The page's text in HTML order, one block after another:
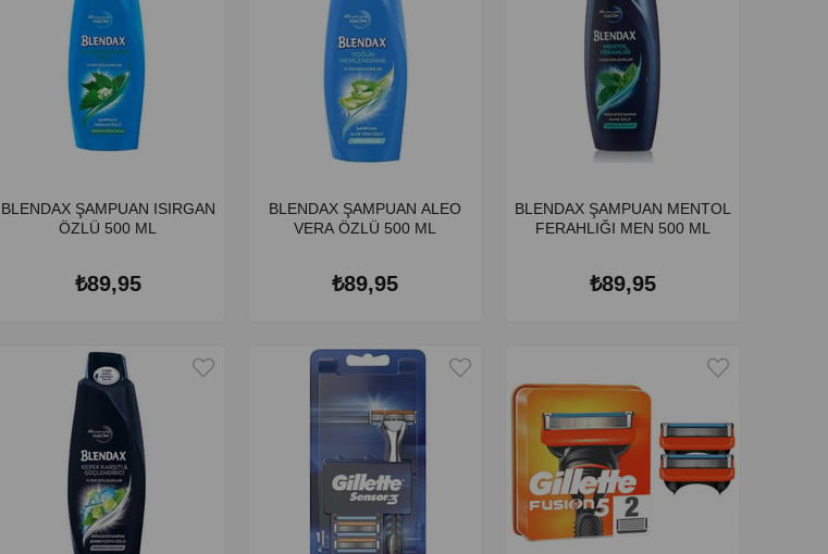
BLENDAX ŞAMPUAN ISIRGAN
ÖZLÜ 500 ML
₺89,95
BLENDAX ŞAMPUAN ALEO
VERA ÖZLÜ 500 ML
₺89,95
BLENDAX ŞAMPUAN MENTOL
FERAHLIĞI MEN 500 ML
₺89,95